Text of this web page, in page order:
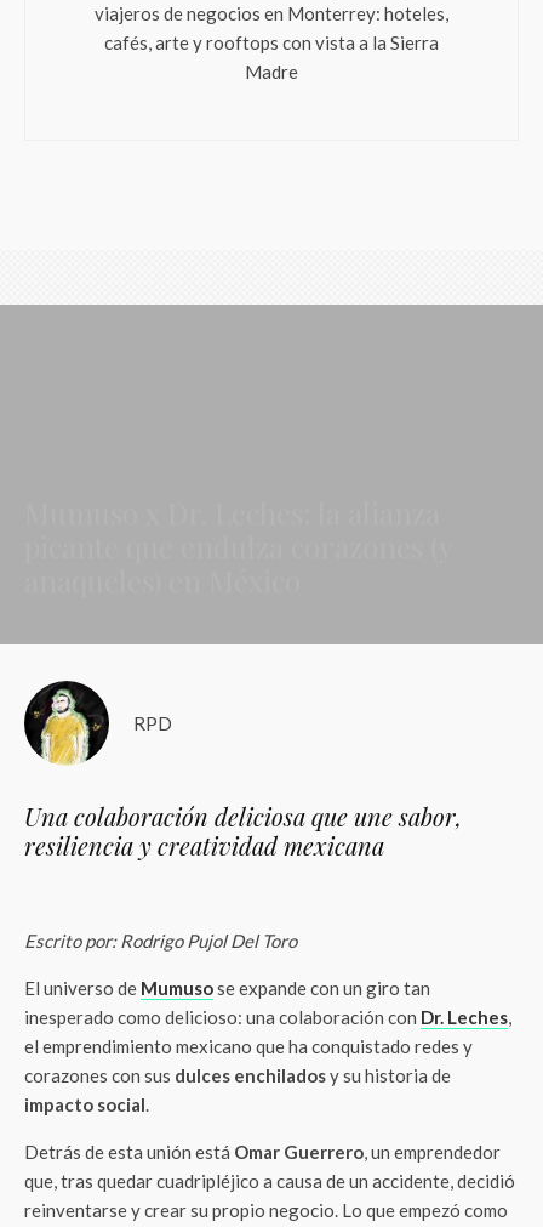
viajeros de negocios en Monterrey: hoteles,
cafés, arte y rooftops con vista a la Sierra
Madre
RPD
Una colaboración deliciosa que une sabor,
resiliencia y creatividad mexicana
Escrito por: Rodrigo Pujol Del Toro
El universo de Mumusose expande con un giro tan
inesperado como delicioso: una colaboración con Dr. Leches,
el emprendimiento mexicano que ha conquistado redes y
corazones con sus dulces enchiladosy su historia de
impacto social.
Detrás de esta unión está Omar Guerrero, un emprendedor
que, tras quedar cuadripléjico a causa de un accidente, decidió
reinventarse y crear su propio negocio. Lo que empezó como